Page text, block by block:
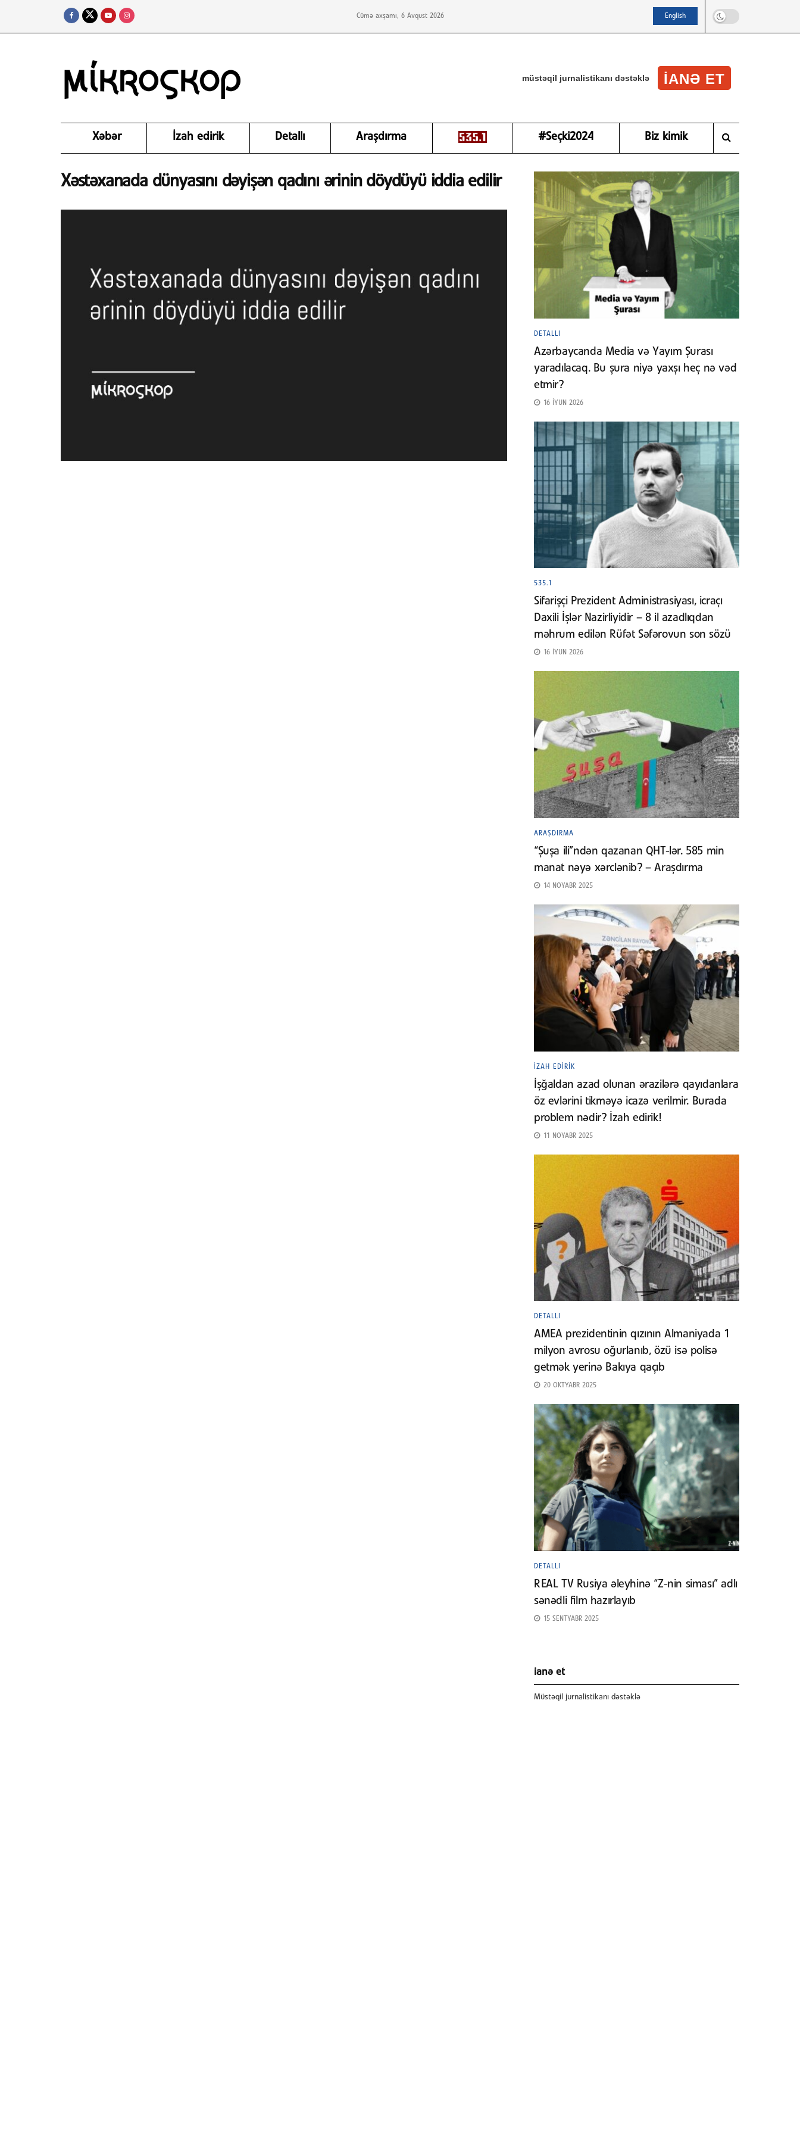
Cümə axşamı, 6 Avqust 2026 English
müstəqil jurnalistikanı dəstəklə IANƏ ET
Xəbər İzah edirik Detallı Araşdırma #Seçki2024 Biz kimik
Xəstəxanada dünyasını dəyişən qadını ərinin döydüyü iddia edilir
DETALLI
Azərbaycanda Media və Yayım Şurası
yaradılacaq. Bu şura niyə yaxşı heç nə vəd
etmir?
16 İYUN 2026
535.1
Sifarişçi Prezident Administrasiyası, icraçı
Daxili İşlər Nazirliyidir – 8 il azadlıqdan
məhrum edilən Rüfət Səfərovun son sözü
16 İYUN 2026
ARAŞDIRMA
“Şuşa ili”ndən qazanan QHT-lər. 585 min
manat nəyə xərclənib? – Araşdırma
14 NOYABR 2025
İZAH EDIRIK
İşğaldan azad olunan ərazilərə qayıdanlara
öz evlərini tikməyə icazə verilmir. Burada
problem nədir? İzah edirik!
11 NOYABR 2025
DETALLI
AMEA prezidentinin qızının Almaniyada 1
milyon avrosu oğurlanıb, özü isə polisə
getmək yerinə Bakıya qaçıb
20 OKTYABR 2025
DETALLI
REAL TV Rusiya əleyhinə “Z-nin siması” adlı
sənədli film hazırlayıb
15 SENTYABR 2025
ianə et
Müstəqil jurnalistikanı dəstəklə